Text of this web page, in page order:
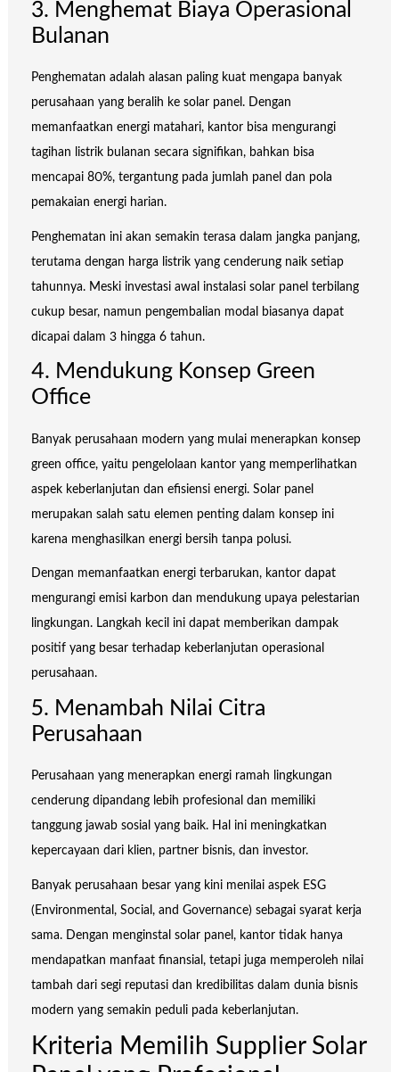
3. Menghemat Biaya Operasional
Bulanan
Penghematan adalah alasan paling kuat mengapa banyak
perusahaan yang beralih ke solar panel. Dengan
memanfaatkan energi matahari, kantor bisa mengurangi
tagihan listrik bulanan secara signifikan, bahkan bisa
mencapai 80%, tergantung pada jumlah panel dan pola
pemakaian energi harian.
Penghematan ini akan semakin terasa dalam jangka panjang,
terutama dengan harga listrik yang cenderung naik setiap
tahunnya. Meski investasi awal instalasi solar panel terbilang
cukup besar, namun pengembalian modal biasanya dapat
dicapai dalam 3 hingga 6 tahun.
4. Mendukung Konsep Green
Office
Banyak perusahaan modern yang mulai menerapkan konsep
green office, yaitu pengelolaan kantor yang memperlihatkan
aspek keberlanjutan dan efisiensi energi. Solar panel
merupakan salah satu elemen penting dalam konsep ini
karena menghasilkan energi bersih tanpa polusi.
Dengan memanfaatkan energi terbarukan, kantor dapat
mengurangi emisi karbon dan mendukung upaya pelestarian
lingkungan. Langkah kecil ini dapat memberikan dampak
positif yang besar terhadap keberlanjutan operasional
perusahaan.
5. Menambah Nilai Citra
Perusahaan
Perusahaan yang menerapkan energi ramah lingkungan
cenderung dipandang lebih profesional dan memiliki
tanggung jawab sosial yang baik. Hal ini meningkatkan
kepercayaan dari klien, partner bisnis, dan investor.
Banyak perusahaan besar yang kini menilai aspek ESG
(Environmental, Social, and Governance) sebagai syarat kerja
sama. Dengan menginstal solar panel, kantor tidak hanya
mendapatkan manfaat finansial, tetapi juga memperoleh nilai
tambah dari segi reputasi dan kredibilitas dalam dunia bisnis
modern yang semakin peduli pada keberlanjutan.
Kriteria Memilih Supplier Solar